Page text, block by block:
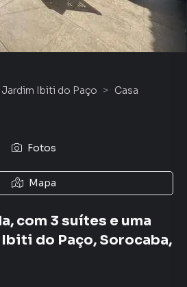
Jardim Ibiti do Paço
Casa
Fotos
Mapa
com 3 suítes e uma
do Paço, Sorocaba,